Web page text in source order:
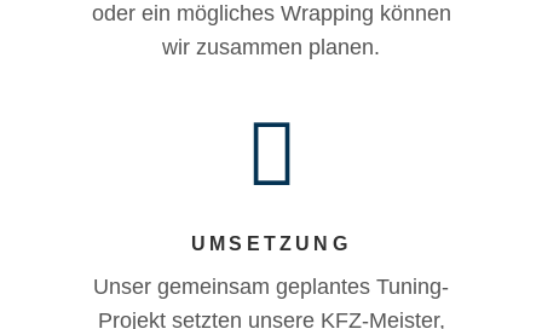
oder ein mögliches Wrapping können
wir zusammen planen.
UMSETZUNG
Unser gemeinsam geplantes Tuning-
Projekt setzten unsere KFZ-Meister,